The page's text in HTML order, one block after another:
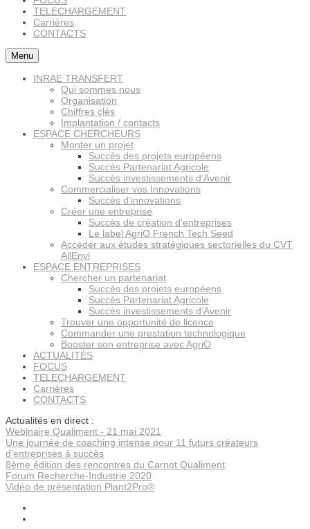
TELECHARGEMENT
Carrières
CONTACTS
Menu
INRAE TRANSFERT
Qui sommes nous
Organisation
Chiffres clés
Implantation / contacts
ESPACE CHERCHEURS
Monter un projet
Succès des projets européens
Succès Partenariat Agricole
Succès investissements d’Avenir
Commercialiser vos Innovations
Succès d’innovations
Créer une entreprise
Succès de création d'entreprises
Le label AgriO French Tech Seed
Accéder aux études stratégiques sectorielles du CVT
AllEnvi
ESPACE ENTREPRISES
Chercher un partenariat
Succès des projets européens
Succès Partenariat Agricole
Succès investissements d’Avenir
Trouver une opportunité de licence
Commander une prestation technologique
Booster son entreprise avec AgriO
ACTUALITÉS
FOCUS
TELECHARGEMENT
Carrières
CONTACTS
Actualités en direct :
Webinaire Qualiment - 21 mai 2021
Une journée de coaching intense pour 11 futurs créateurs
d’entreprises à succès
8ème édition des rencontres du Carnot Qualiment
Forum Recherche-Industrie 2020
Vidéo de présentation Plant2Pro®